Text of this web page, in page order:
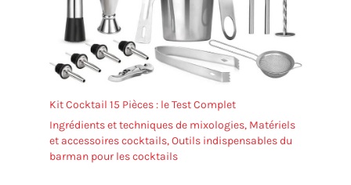
Kit Cocktail 15 Pièces : le Test Complet
Ingrédients et techniques de mixologies, Matériels
et accessoires cocktails,Outils indispensables du
barman pour les cocktails